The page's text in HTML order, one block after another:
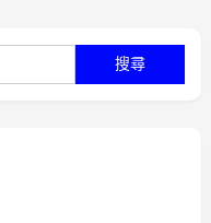
尋